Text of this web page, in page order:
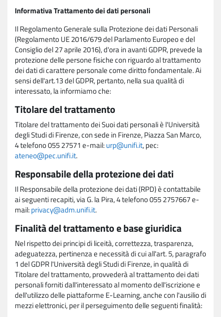
Informativa Trattamento dei dati personali
Il Regolamento Generale sulla Protezione dei dati Personali
(Regolamento UE 2016/679 del Parlamento Europeo e del
Consiglio del 27 aprile 2016), d'ora in avanti GDPR, prevede la
protezione delle persone fisiche con riguardo al trattamento
dei dati di carattere personale come diritto fondamentale. Ai
sensi dell'art.13 del GDPR, pertanto, nella sua qualità di
interessato, la informiamo che:
Titolare del trattamento
Titolare del trattamento dei Suoi dati personali è l'Università
degli Studi di Firenze, con sede in Firenze, Piazza San Marco,
4 telefono 055 27571 e-mail:urp@unifi.it, pec:
ateneo@pec.unifi.it.
Responsabile della protezione dei dati
Il Responsabile della protezione dei dati (RPD) è contattabile
ai seguenti recapiti, via G. la Pira, 4 telefono 055 2757667 e-
mail:privacy@adm.unifi.it.
Finalità del trattamento e base giuridica
Nel rispetto dei principi di liceità, correttezza, trasparenza,
adeguatezza, pertinenza e necessità di cui all'art. 5, paragrafo
1 del GDPR l'Università degli Studi di Firenze, in qualità di
Titolare del trattamento, provvederà al trattamento dei dati
personali forniti dall'interessato al momento dell'iscrizione e
dell'utilizzo delle piattaforme E-Learning, anche con l'ausilio di
mezzi elettronici, per il perseguimento delle seguenti finalità: